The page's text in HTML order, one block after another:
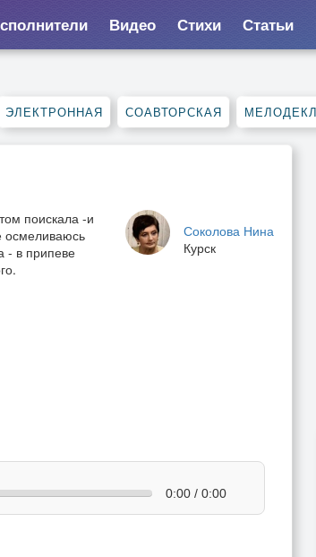
Видео Стихи Статьи
ЭЛЕКТРОННАЯ СОАВТОРСКАЯ
Соколова Нина
Курск
поискала -и
осмеливаюсь
- в припеве
0:00 / 0:00